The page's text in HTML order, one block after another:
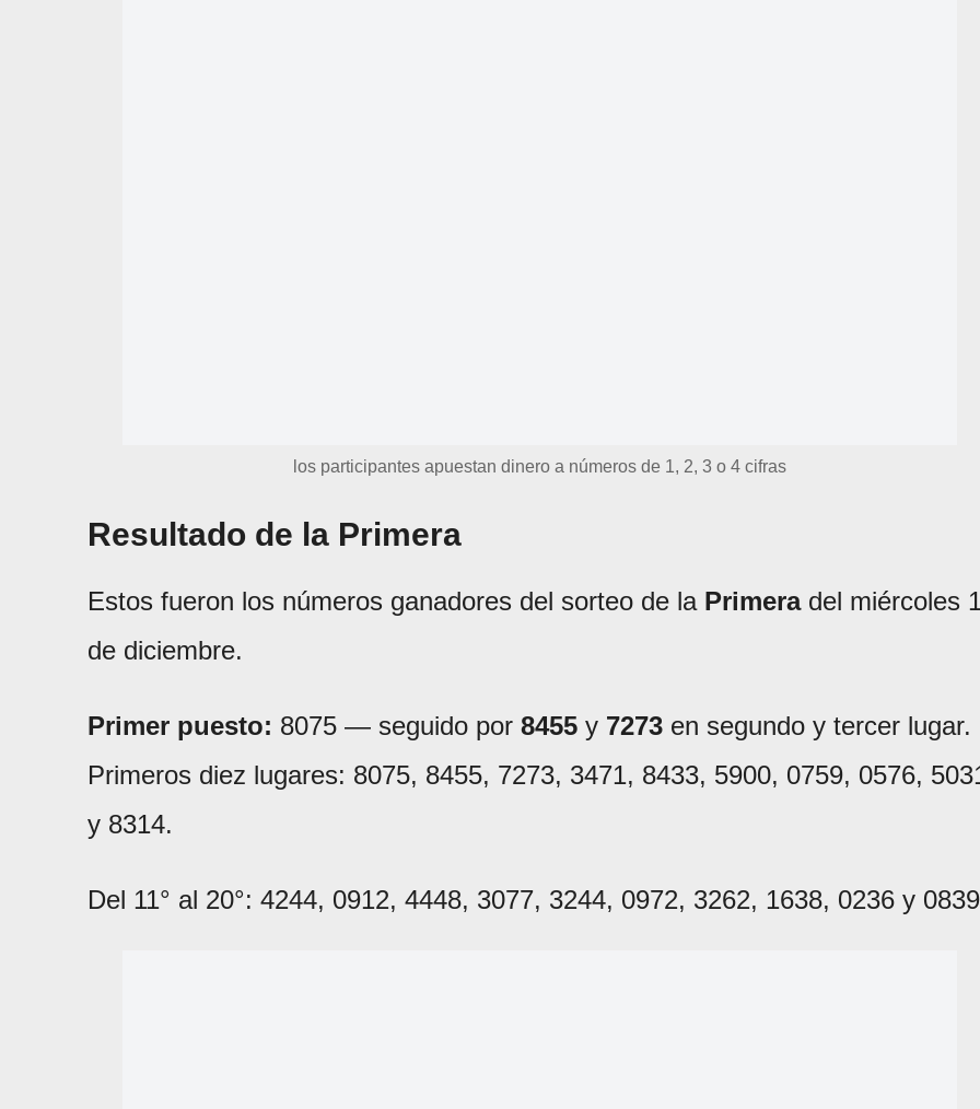
los participantes apuestan dinero a números de 1, 2, 3 o 4 cifras
Resultado de la Primera
Estos fueron los números ganadores del sorteo de la Primeradel miércoles
de diciembre.
Primer puesto: 8075 — seguido por 8455 y 7273 en segundo y tercer lugar.
Primeros diez lugares: 8075, 8455, 7273, 3471, 8433, 5900, 0759, 0576,
y 8314.
Del 11° al 20°: 4244, 0912, 4448, 3077, 3244, 0972, 3262, 1638, 0236 y